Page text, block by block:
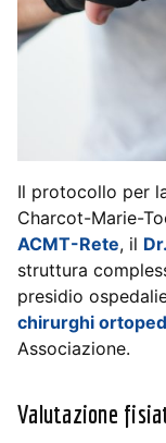
Il protocollo per
Charcot-Marie-
ACMT-Rete, il
struttura
presidio
chirurghi
Associazione.
Valutazione